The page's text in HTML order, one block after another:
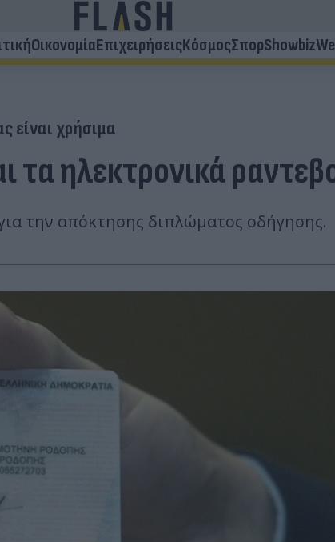
ΟικονομίαΕπιχειρήσειςΚόσμοςΣπορShowbiz
είναι χρήσιμα
ηλεκτρονικά
την απόκτησης διπλώματος οδήγησης.